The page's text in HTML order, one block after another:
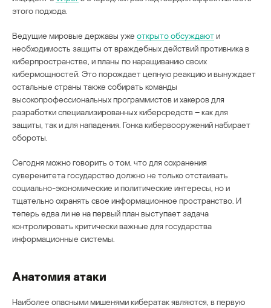
этого подхода.
Ведущие мировые державы уже открыто обсуждаюти
необходимость защиты от враждебных действий противника в
киберпространстве, и планы по наращиванию своих
кибермощностей. Это порождает цепную реакцию и вынуждает
остальные страны также собирать команды
высокопрофессиональных программистов и хакеров для
разработки специализированных киберсредств – как для
защиты, так и для нападения. Гонка кибервооружений набирает
обороты.
Сегодня можно говорить о том, что для сохранения
суверенитета государство должно не только отстаивать
социально-экономические и политические интересы, но и
тщательно охранять свое информационное пространство. И
теперь едва ли не на первый план выступает задача
контролировать критически важные для государства
информационные системы.
Анатомия атаки
Наиболее опасными мишенями кибератак являются, в первую